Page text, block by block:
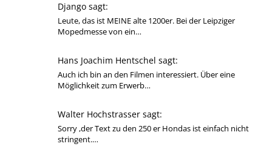
Django sagt:
Leute, das ist MEINE alte 1200er. Bei der Leipziger
Mopedmesse von ein…
Hans Joachim Hentschel sagt:
Auch ich bin an den Filmen interessiert. Über eine
Möglichkeit zum Erwerb…
Walter Hochstrasser sagt:
Sorry ,der Text zu den 250 er Hondas ist einfach nicht
stringent.…